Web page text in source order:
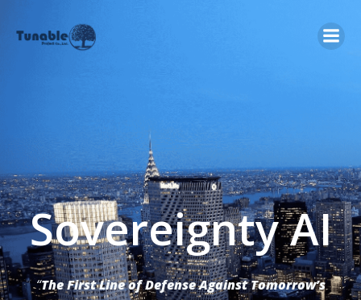
Sovereignty AI
“The First Line of Defense Against Tomorrow’s